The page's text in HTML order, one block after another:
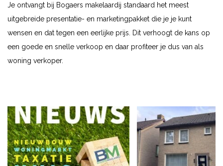
Je ontvangt bij Bogaers makelaardij standaard het meest
uitgebreide presentatie- en marketingpakket die je je kunt
wensen en dat tegen een eerlijke prijs. Dit verhoogt de kans op
een goede en snelle verkoop en daar profiteer je dus van als
woning verkoper.